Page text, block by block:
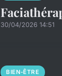
30/04/2026 14:51
BIEN-ÊTRE